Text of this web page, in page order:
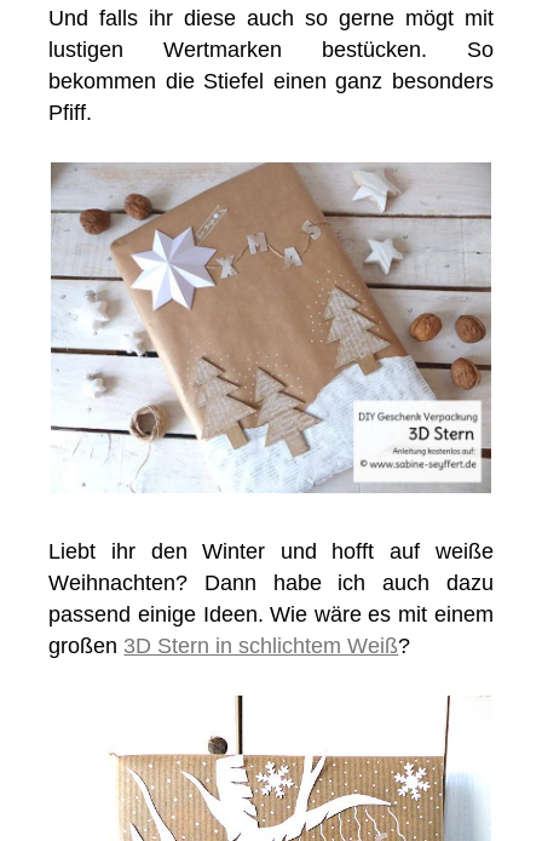
Und falls ihr diese auch so gerne mögt mit
lustigen Wertmarken bestücken. So
bekommen die Stiefel einen ganz besonders
Pfiff.
Liebt ihr den Winter und hofft auf weiße
Weihnachten? Dann habe ich auch dazu
passend einige Ideen. Wie wäre es mit einem
großen 3D Stern in schlichtem Weiß?